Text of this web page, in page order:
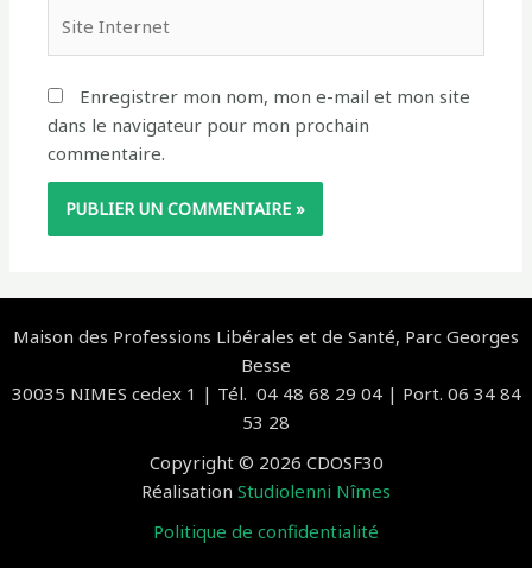
Internet
Enregistrer mon nom, mon e-mail et mon site
dans le navigateur pour mon prochain
commentaire.
Maison des Professions Libérales et de Santé, Parc Georges
Besse
30035 NIMES cedex 1 | Tél. 04 48 68 29 04 | Port. 06 34 84
53 28
Copyright © 2026 CDOSF30
Réalisation Studiolenni Nîmes
Politique de confidentialité